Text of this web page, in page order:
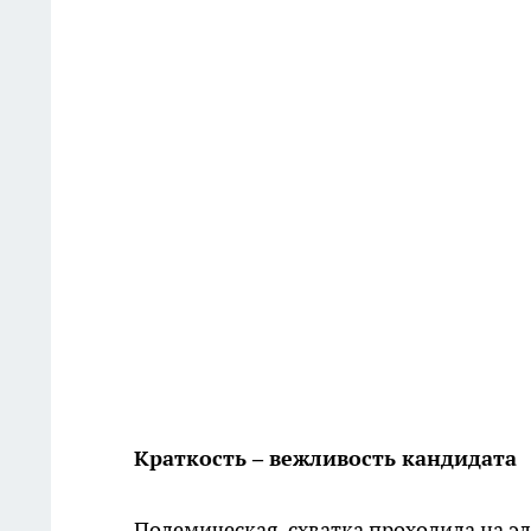
Краткость – вежливость кандидата